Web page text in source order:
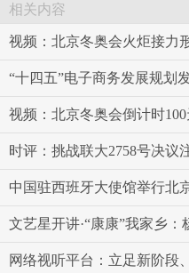
相关内容
视频：北京冬奥会火炬接力
视频：北京冬奥会倒计时
时评：挑战联大2758号决议
文艺星开讲·“康康”我家乡
网络视听平台：立足新阶段